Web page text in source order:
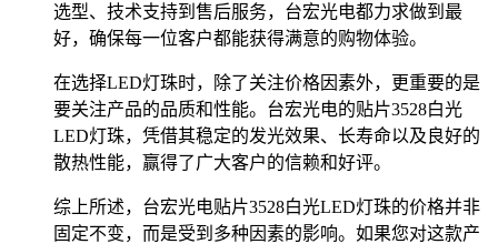
选型、技术支持到售后服务，台宏光电都力求做到最
好，确保每一位客户都能获得满意的购物体验。
在选择LED灯珠时，除了关注价格因素外，更重要的是
要关注产品的品质和性能。台宏光电的贴片3528白光
LED灯珠，凭借其稳定的发光效果、长寿命以及良好的
散热性能，赢得了广大客户的信赖和好评。
综上所述，台宏光电贴片3528白光LED灯珠的价格并非
固定不变，而是受到多种因素的影响。如果您对这款产